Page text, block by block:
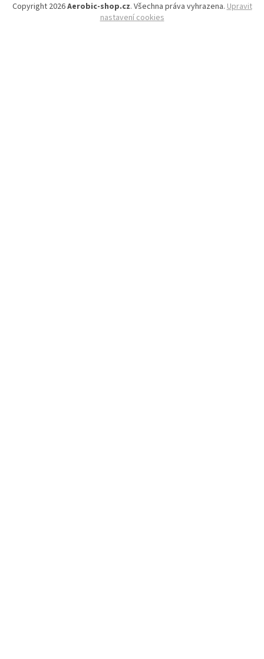
Copyright 2026Aerobic-shop.cz. Všechna práva vyhrazena.Upravit
nastavení cookies